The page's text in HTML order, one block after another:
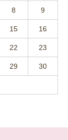
8 9
15 16
22 23
29 30